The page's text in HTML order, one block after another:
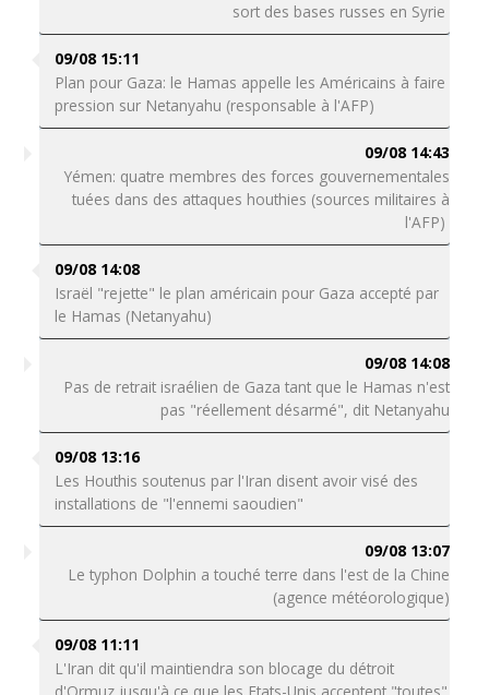
sort des bases russes en Syrie
09/08 15:11
Plan pour Gaza: le Hamas appelle les Américains à faire
pression sur Netanyahu (responsable à l'AFP)
09/08 14:43
Yémen: quatre membres des forces gouvernementales
tuées dans des attaques houthies (sources militaires à
l'AFP)
09/08 14:08
Israël "rejette" le plan américain pour Gaza accepté par
le Hamas (Netanyahu)
09/08 14:08
Pas de retrait israélien de Gaza tant que le Hamas n'est
pas "réellement désarmé", dit Netanyahu
09/08 13:16
Les Houthis soutenus par l'Iran disent avoir visé des
installations de "l'ennemi saoudien"
09/08 13:07
Le typhon Dolphin a touché terre dans l'est de la Chine
(agence météorologique)
09/08 11:11
L'Iran dit qu'il maintiendra son blocage du détroit